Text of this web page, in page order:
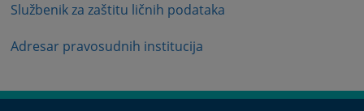
Službenik za zaštitu ličnih podataka
Adresar pravosudnih institucija